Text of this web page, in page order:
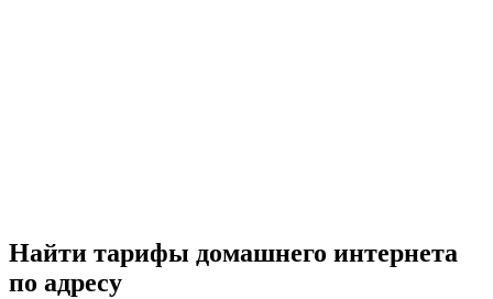
Найти тарифы домашнего интернета
по адресу